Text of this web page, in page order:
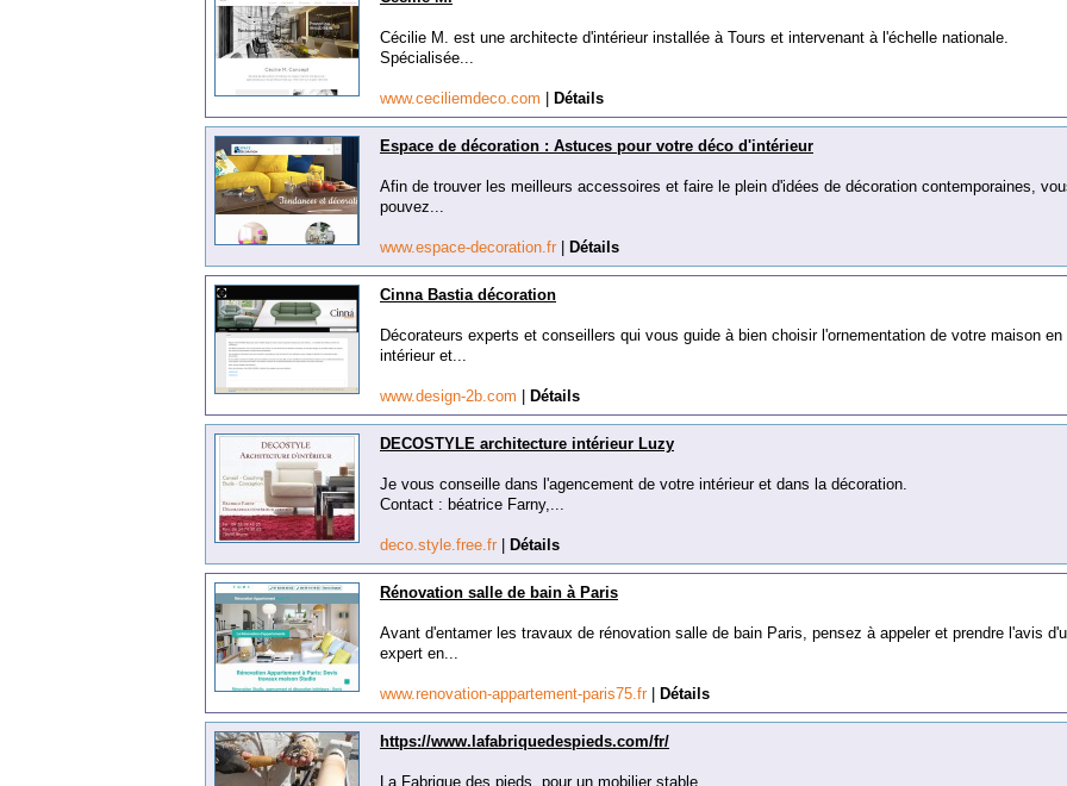
Cécilie M. est une architecte d'intérieur installée à Tours et intervenant à l'échelle nationale.
Spécialisée...
www.ceciliemdeco.com Détails
Espace de décoration : Astuces pour votre déco d'intérieur
Afin de trouver les meilleurs accessoires et faire le plein d'idées de décoration contemporaines,
pouvez...
www.espace-decoration.fr Détails
Cinna Bastia décoration
Décorateurs experts et conseillers qui vous guide à bien choisir l'ornementation de votre maison en
intérieur et...
www.design-2b.com Détails
DECOSTYLE architecture intérieur Luzy
Je vous conseille dans l'agencement de votre intérieur et dans la décoration.
Contact : béatrice Farny,...
deco.style.free.fr Détails
Rénovation salle de bain à Paris
Avant d'entamer les travaux de rénovation salle de bain Paris, pensez à appeler et prendre l'avis
expert en...
www.renovation-appartement-paris75.fr Détails
https://www.lafabriquedespieds.com/fr/
La Fabrique des pieds, pour un mobilier stable